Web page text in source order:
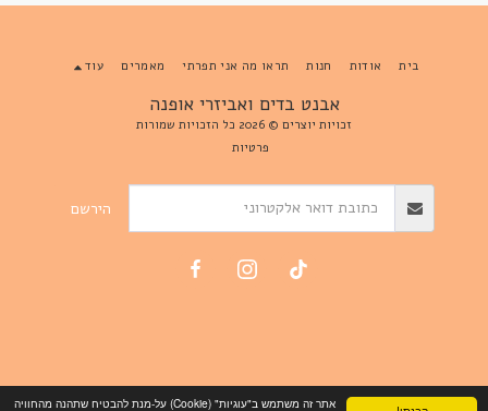
אתר זה משתמש ב"עוגיות" (Cookie) על-מנת להבטיח שתהנה מהחוויה
אבנט בדים ואביזרי אופנה
זכויות יוצרים © 2026 כל הזכויות שמורות
פרטיות
בית אודות חנות תראו מה אני תפרתי מאמרים עוד
הירשם